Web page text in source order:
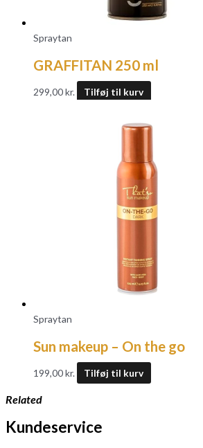
Spraytan
GRAFFITAN 250 ml
299,00kr. Tilføj til kurv
Spraytan
Sun makeup – On the go
199,00kr. Tilføj til kurv
Related
Kundeservice